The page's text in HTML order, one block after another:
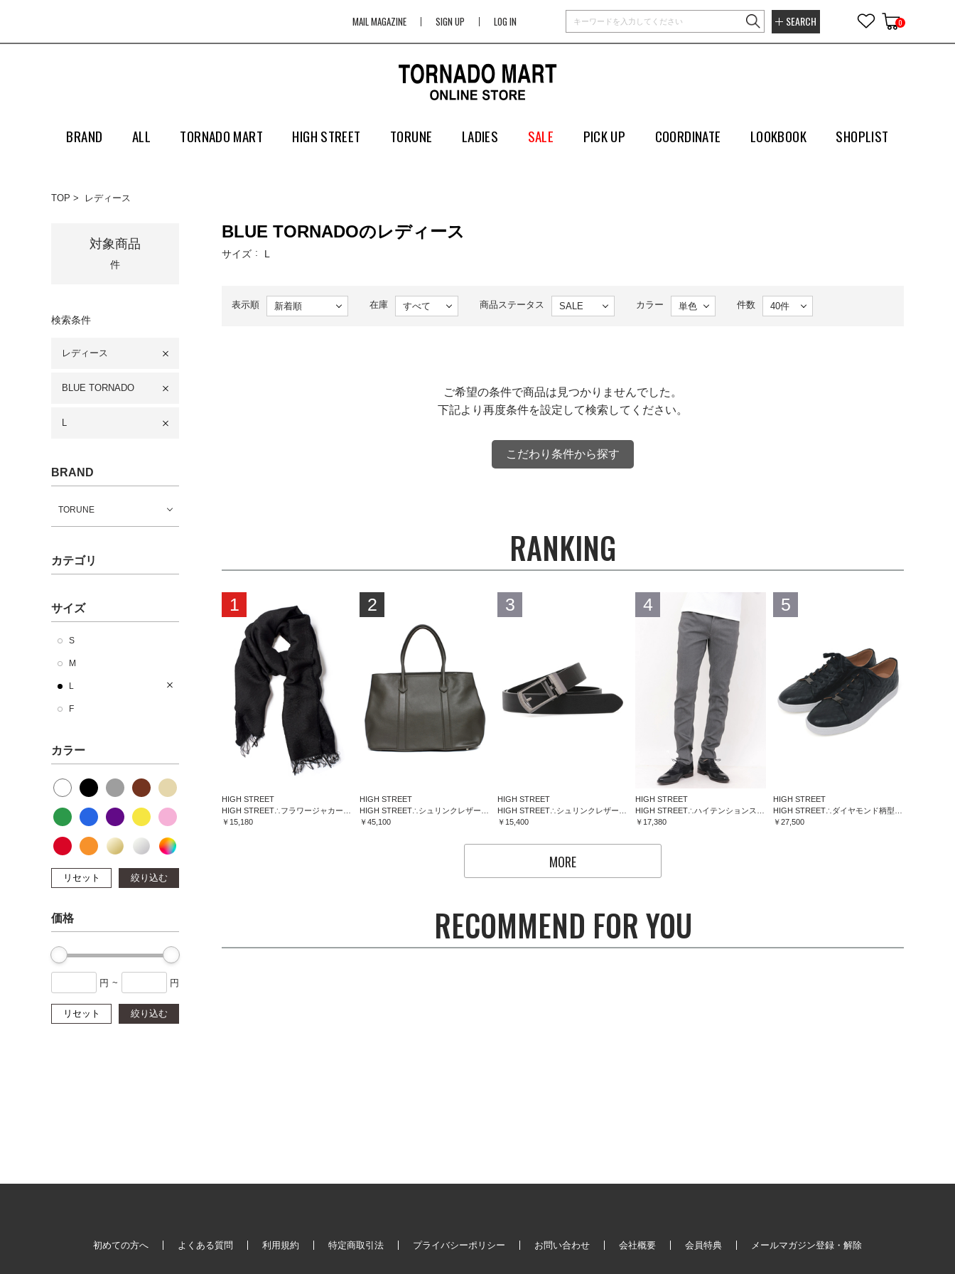
MAIL MAGAZINE SIGN UP LOG IN SEARCH 0
BRAND ALL TORNADO MART HIGH STREET TORUNE LADIES SALE PICK UP COORDINATE LOOKBOOK SHOPLIST
TOP レディース
対象商品
件
検索条件
レディース
BLUE TORNADO
L
BRAND
TORUNE
カテゴリ
サイズ
S
M
L
F
カラー
リセット 絞り込む
価格
円 ~ 円
リセット 絞り込む
BLUE TORNADOのレディース
サイズ L
表示順 在庫 商品ステータス カラー 件数
ご希望の条件で商品は見つかりませんでした。
下記より再度条件を設定して検索してください。
こだわり条件から探す
RANKING
1
HIGH STREET
￥15,180
2
HIGH STREET
￥45,100
3
HIGH STREET
￥15,400
4
HIGH STREET
￥17,380
5
HIGH STREET
￥27,500
MORE
RECOMMEND FOR YOU
初めての方へ よくある質問 利用規約 特定商取引法 プライバシーポリシー お問い合わせ 会社概要 会員特典 メールマガジン登録・解除